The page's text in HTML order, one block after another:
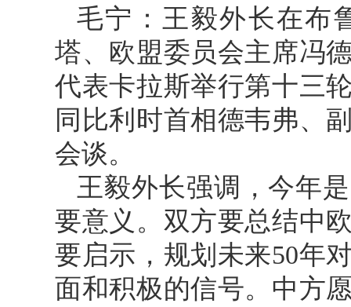
毛宁：王毅外长在布
塔、欧盟委员会主席冯
代表卡拉斯举行第十三
同比利时首相德韦弗、
会谈。
王毅外长强调，今年
要意义。双方要总结中
要启示，规划未来50年
面和积极的信号。中方